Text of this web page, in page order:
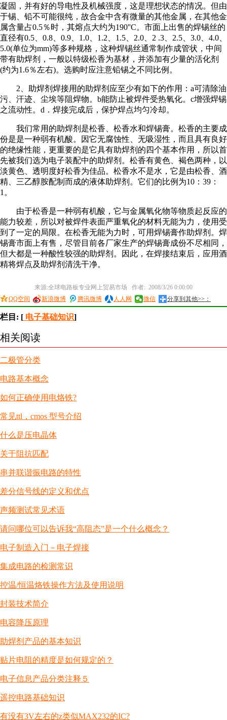
凝固，并有好的导电性及机械强度，这是理想状态的情况。但由
于锡、铅不可能很纯，故合金中含有微量的其他金属，在其他金
属含量占0.5％时，其熔点大约为190''C。市面上出售的焊锡丝的
直径有0.5、0.8、0.9、1.0、1.2、1.5、2.0、2 .3、2.5、3.0、4.0、
5.0(单位为mm)等多种规格，这种焊锡丝通常制作成管状，中间
带有助焊剂，一般以特级松香为基材，并添加有少量的活化剂
(约为1.6％左右)。选购时应注意铅锡之不同比例。
2、助焊剂焊接用的助焊剂应至少有如下的作用：a可清除油
污、汗迹、尘埃等阻焊物。b能防止被焊件受热氧化。c增强焊锡
之流动性。d．焊接完成后，保护焊点均匀冷却。
我们常用的助焊剂是松香、松香水和焊锡膏。松香的主要成
份是是一种弱有机酸。因它无腐蚀性、无吸湿性，而且具有良好
的绝缘性能，更重要的是它具有助焊剂的四个基本作用，所以首
先被我们选为电子装配中的助焊剂。松香有黄色、褐色两种，以
淡黄色、透明度好松香为佳品。松香水不是水，它是由松香、酒
精、三乙醇胺配制而成的液体助焊剂。它们的比例为10：39：
1。
由于松香是一种弱有机酸，它与金属氧化物等物质起反应的
能力较差，所以对被焊件表面严重氧化的材料无能为力，使用受
到了一定的局限。在松香无能为力时，可用焊锡膏作助焊剂。焊
锡膏市面上有售，尽管目前各厂家生产的焊锡膏成份不尽相同，
但大都是一种酸性较强的助焊剂。因此，在焊接结束后，应用酒
精将焊点及助焊剂清洗干净。
来源:全球电路板专业网上贸易市场 作者: 2008/3/26 0:00:00
QQ空间
新浪微博 腾讯微博 人人网 微信 分享到其他>>：
栏目: [ 电子基础知识]
相关阅读
二极管分类
电路基本概念
如何正确使用电烙铁?
常见ttl，cmos 型号介绍
什么是压电晶体
关于阻抗匹配
串并联谐振电路的特性
差分信号线的定义和优点
声频测试常见术语
请问哪位可以告诉我“高阻态”是一个什么概念？
电子制造入门－电子焊接
集成电路的检测常识
控温/恒温烙铁操作方法及使用说明
封装技术简介
电容降压原理
助焊剂产品的基本知识
贴片电阻的精度是如何规定的？
电子信息产品分类注释５
遥控电路基础知识
有没有3V左右的z类似MAX232的IC?